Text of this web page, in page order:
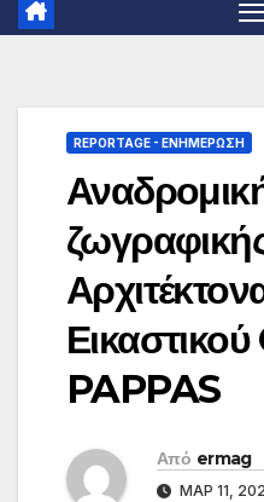
REPORTAGE - EΝΗΜΈΡΩΣΗ
PAPPAS
Από ermag
ΜΑΡ 11,